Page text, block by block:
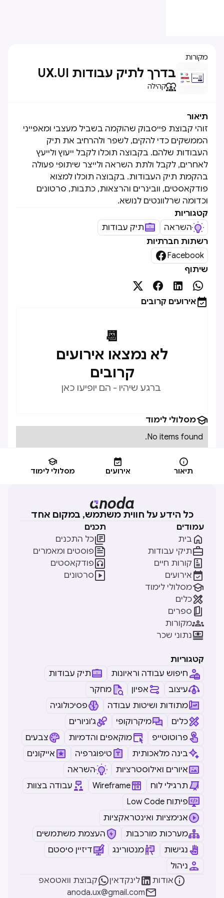
מקורות
בדרך לתיק עבודות UX.UI
קהילה
תיאור
זוהי קבוצת פייסבוק שהוקמה בשביל מעצבי ומאפייני
הממשקים כדי להקים, לשפר ולהרחיב את תיק
העבודות שלהם. בקבוצה תוכלו לקבל ייעוץ ולייעץ
לאחרים, לקבל ולתת השראה ולייצר שיתופי פעולה
בהקמת תיק העבודות. בקבוצה תוכלו למצוא
פודקאסטים, וובינרים והרצאות, כתבות, סרטונים
וכדומה שרלוונטים לנושא.
קטגוריות
השראה
תיק עבודות
רשתות חברתיות
Facebook
שיתוף




אירועים קרובים
📆
לא נמצאו אירועים
קרובים
ברגע שיהיו - הם יופיעו כאן
מסלולי לימוד
No items found.

תיאור

אירועים

מסלולי לימוד
כל הידע על חווית משתמש, במקום אחד
עמודים
בית 
תיקי עבודות
קורות חיים 
אירועים 
מסלולי לימוד
כלים
ספרים 
מקורות
נתוני שכר
תכנים
כל התכנים
פוסטים ומאמרים
פודקאסטים
סרטונים
קטגוריות
חיפוש עבודה וראיונות
תיק עבודות
עיצוב
אפיון
מחקר
מתודות ושיטות עבודה
פסיכולוגיה
כלים
מיקרוקופי
ג'וניורים
פרוטוטייפ
מוקאפים והדמיות
צבעים
בינה מלאכותית
טיפוגרפיה
אייקונים
איורים ואילוסטרציות
השראה
תרגילי לוח
Wireframe
עבודה בצוות
Low Code פיתוח
אנימציות ואינטראקציות
מערכות מורכבות
העצמת משתמשים
נגישות
מנטורינג
דיזיין סיסטם
ניהול
אודות לינקדאין קבוצת וואטסאפ
anoda.ux@gmail.com